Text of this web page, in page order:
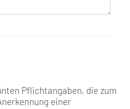
Pflichtangaben, die zum
einer